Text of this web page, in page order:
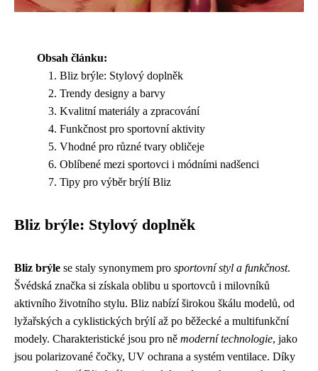
Obsah článku:
Bliz brýle: Stylový doplněk
Trendy designy a barvy
Kvalitní materiály a zpracování
Funkčnost pro sportovní aktivity
Vhodné pro různé tvary obličeje
Oblíbené mezi sportovci i módními nadšenci
Tipy pro výběr brýlí Bliz
Bliz brýle: Stylový doplněk
Bliz brýle se staly synonymem pro sportovní styl a funkčnost.
Švédská značka si získala oblibu u sportovců i milovníků
aktivního životního stylu. Bliz nabízí širokou škálu modelů, od
lyžařských a cyklistických brýlí až po běžecké a multifunkční
modely. Charakteristické jsou pro ně moderní technologie, jako
jsou polarizované čočky, UV ochrana a systém ventilace. Díky